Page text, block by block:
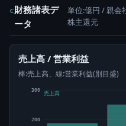
c財務諸表デ
ータ
単位:億円 / 親会
株主還元
売上高 / 営業利益
棒:売上高、線:営業利益(別目盛)
200
300
売上高